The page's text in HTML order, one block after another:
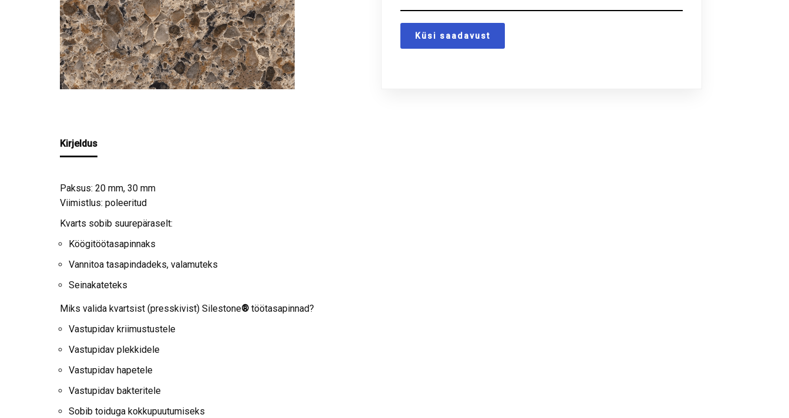
Küsi saadavust
Kirjeldus
Paksus: 20 mm, 30 mm
Viimistlus: poleeritud
Kvarts sobib suurepäraselt:
Köögitöötasapinnaks
Vannitoa tasapindadeks, valamuteks
Seinakateteks
Miks valida kvartsist (presskivist) Silestone® töötasapinnad?
Vastupidav kriimustustele
Vastupidav plekkidele
Vastupidav hapetele
Vastupidav bakteritele
Sobib toiduga kokkupuutumiseks